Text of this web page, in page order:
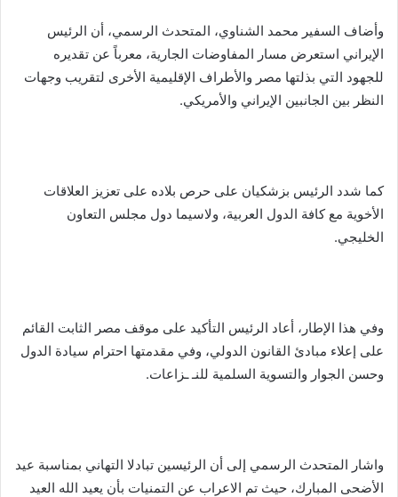
وأضاف السفير محمد الشناوي، المتحدث الرسمي، أن الرئيس
الإيراني استعرض مسار المفاوضات الجارية، معرباً عن تقديره
للجهود التي بذلتها مصر والأطراف الإقليمية الأخرى لتقريب وجهات
النظر بين الجانبين الإيراني والأمريكي.
كما شدد الرئيس بزشكيان على حرص بلاده على تعزيز العلاقات
الأخوية مع كافة الدول العربية، ولاسيما دول مجلس التعاون
الخليجي.
وفي هذا الإطار، أعاد الرئيس التأكيد على موقف مصر الثابت القائم
على إعلاء مبادئ القانون الدولي، وفي مقدمتها احترام سيادة الدول
وحسن الجوار والتسوية السلمية للنـ ـزاعات.
واشار المتحدث الرسمي إلى أن الرئيسين تبادلا التهاني بمناسبة عيد
الأضحى المبارك، حيث تم الاعراب عن التمنيات بأن يعيد الله العيد